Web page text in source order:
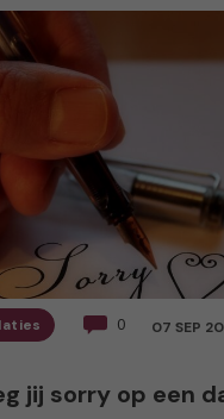
0 07 SEP
jij sorry op een